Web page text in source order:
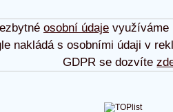
osobní údajevyužíváme
nakládá s osobními údaji v
GDPR se dozvíte